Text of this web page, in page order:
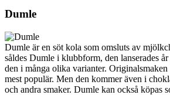
Dumle
Dumle är en söt kola som omsluts av
såldes Dumle i klubbform, den lanserades
den i många olika varianter.
mest populär. Men den kommer även i
och andra smaker. Dumle kan också köpas